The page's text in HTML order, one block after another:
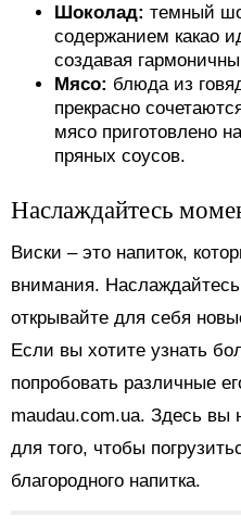
Шоколад: темный
содержанием какао
создавая
Мясо: блюда из
прекрасно
мясо приготовлено
пряных соусов.
Наслаждайтесь
Виски – это напиток,
внимания.
открывайте для себя
Если вы хотите узнать
попробовать различные
maudau.com.ua. Здесь вы
для того, чтобы
благородного напитка.